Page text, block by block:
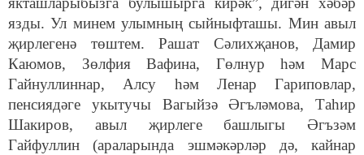
язды. Ул минем улымның сыйныфташы. Мин авыл
җирлегенә төштем. Рашат Сәлихҗанов, Дамир
Каюмов, Зөлфия Вафина, Гөлнур һәм Марс
Гайнуллиннар, Алсу һәм Ленар Гариповлар,
пенсиядәге укытучы Вагыйзә Әгъләмова, Таһир
Шакиров, авыл җирлеге башлыгы Әгъзәм
Гайфуллин (араларында эшмәкәрләр дә, кайнар